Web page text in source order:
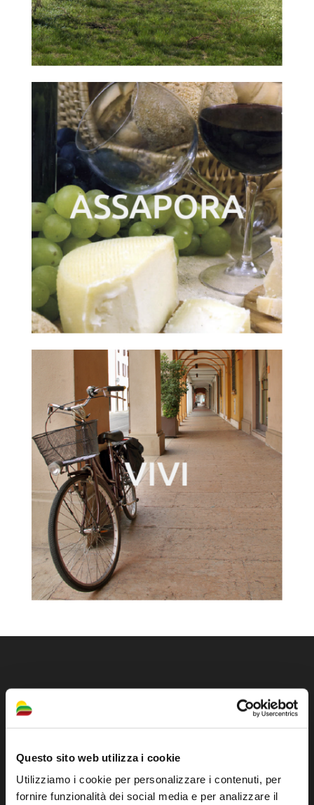
Questo sito web utilizza i cookie
Utilizziamo i cookie per personalizzare i contenuti, per
fornire funzionalità dei social media e per analizzare il
Sito ufficiale di informazione turistica